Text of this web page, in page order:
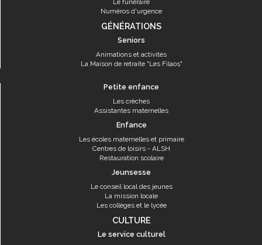
Le funéraire
Numéros d'urgence
GÉNÉRATIONS
Seniors
Animations et activités
La Maison de retraite "Les Filaos"
Petite enfance
Les crèches
Assistantes maternelles
Enfance
Les écoles maternelles et primaire
Centres de loisirs - ALSH
Restauration scolaire
Jeunsesse
Le conseil local des jeunes
La mission locale
Les collèges et le lycée
CULTURE
Le service culturel